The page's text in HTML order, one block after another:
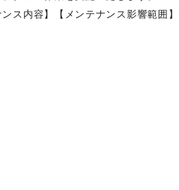
ス内容】【メンテナンス影響範囲】